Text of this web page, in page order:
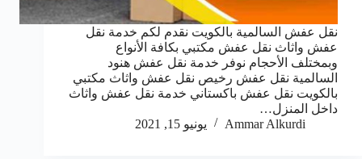
نقل عفش السالمية بالكويت نقدم لكم خدمة نقل
عفش واثاث نقل عفش مكتبي بكافة الأنواع
وبمختلف الأحجام نوفر خدمة نقل عفش هنود
السالمية نقل عفش رخيص نقل عفش واثاث مكتبي
بالكويت نقل عفش باكستاني خدمة نقل عفش واثاث
داخل المنزل…
Ammar Alkurdi
يونيو 15, 2021